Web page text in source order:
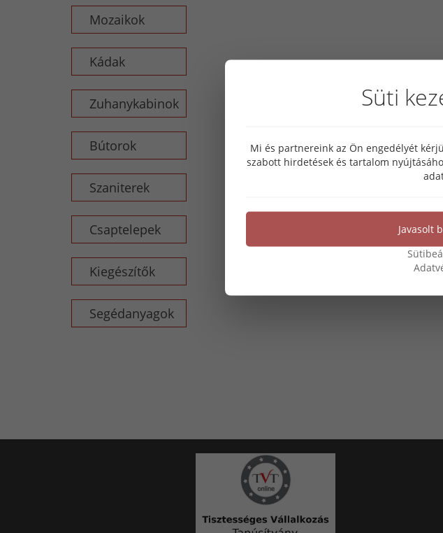
Mozaikok
Kádak
Zuhanykabinok
Bútorok
Szaniterek
Csaptelepek
Kiegészítők
Segédanyagok
Süti
Mi és partnereink az Ön engedélyét
szabott hirdetések és tartalom
Javasolt